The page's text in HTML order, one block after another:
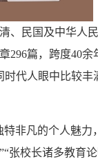
民国及中华人民
篇，跨度40余
代人眼中比较丰
非凡的个人魅力
张校长诸多教育